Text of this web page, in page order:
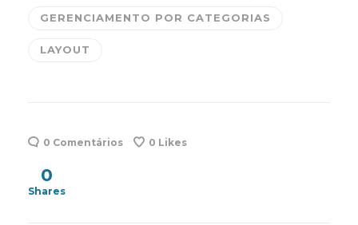
GERENCIAMENTO POR CATEGORIAS
LAYOUT
0 Comentários 0 Likes
0
Shares